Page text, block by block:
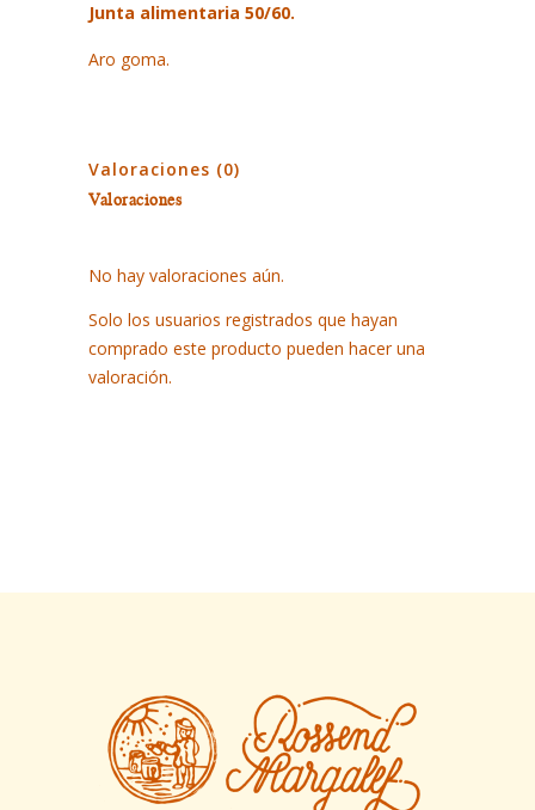
Junta alimentaria 50/60.
Aro goma.
Valoraciones (0)
Valoraciones
No hay valoraciones aún.
Solo los usuarios registrados que hayan
comprado este producto pueden hacer una
valoración.